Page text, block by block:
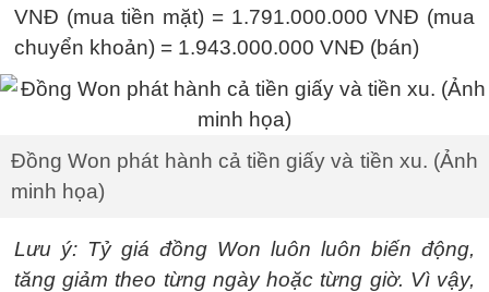
VNĐ (mua tiền mặt) = 1.791.000.000 VNĐ (mua
chuyển khoản) = 1.943.000.000 VNĐ (bán)
Đồng Won phát hành cả tiền giấy và tiền xu. (Ảnh
minh họa)
Lưu ý: Tỷ giá đồng Won luôn luôn biến động,
tăng giảm theo từng ngày hoặc từng giờ. Vì vậy,